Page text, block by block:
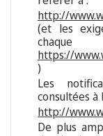
http://
(et les
https://
)
Les
consultées à
http://
De plus